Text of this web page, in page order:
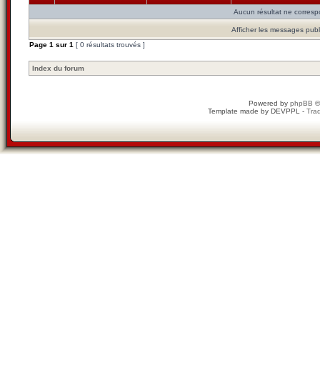
Aucun résultat ne
Afficher les messages
Page 1 sur 1 [ 0 résultats trouvés ]
Index du forum
Powered by phpBB
Template made by DEVPPL -